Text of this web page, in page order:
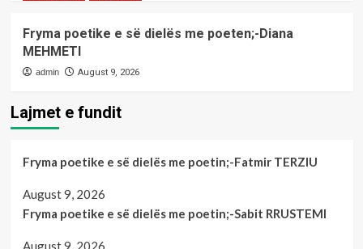
Fryma poetike e së dielës me poeten;-Diana
MEHMETI
admin August 9, 2026
Lajmet e fundit
Fryma poetike e së dielës me poetin;-Fatmir TERZIU
August 9, 2026
Fryma poetike e së dielës me poetin;-Sabit RRUSTEMI
August 9, 2026